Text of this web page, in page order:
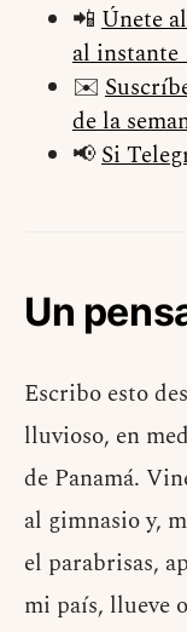
📲 Únete
al
✉️
de la
📢Si
Un
Escribo esto
lluvioso, en
de Panamá.
al gimnasio y,
el parabrisas,
mi país, llueve